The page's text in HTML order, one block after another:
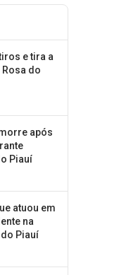
e tira a
do
após
Piauí
atuou em
na
Piauí